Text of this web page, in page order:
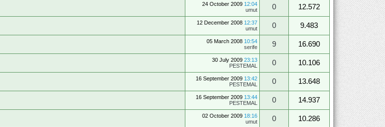
24 October 2009 12:04
umut
0
12.572
12 December 2008 12:37
umut
0
9.483
05 March 2008 10:54
serife
9
16.690
30 July 2009 23:13
PESTEMAL
0
10.106
16 September 2009 13:42
PESTEMAL
0
13.648
16 September 2009 13:44
PESTEMAL
0
14.937
02 October 2009 18:16
umut
0
10.286